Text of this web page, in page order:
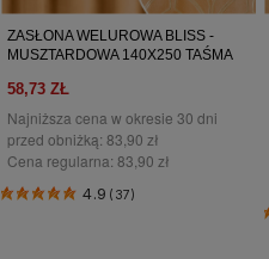
ZASŁONA WELUROWA BLISS -
MUSZTARDOWA 140X250 TAŚMA
58,73 ZŁ
Najniższa cena w okresie 30 dni
przed obniżką: 83,90 zł
Cena regularna: 83,90 zł
4.9 (37)